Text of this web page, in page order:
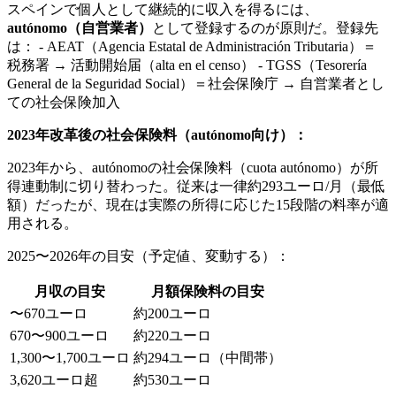
スペインで個人として継続的に収入を得るには、
autónomo（自営業者）
として登録するのが原則だ。登録先
は： - AEAT（Agencia Estatal de Administración Tributaria）＝
税務署 → 活動開始届（alta en el censo） - TGSS（Tesorería
General de la Seguridad Social）＝社会保険庁 → 自営業者とし
ての社会保険加入
2023年改革後の社会保険料（autónomo向け）：
2023年から、autónomoの社会保険料（cuota autónomo）が所
得連動制に切り替わった。従来は一律約293ユーロ/月（最低
額）だったが、現在は実際の所得に応じた15段階の料率が適
用される。
2025〜2026年の目安（予定値、変動する）：
月収の目安
月額保険料の目安
〜670ユーロ
約200ユーロ
670〜900ユーロ
約220ユーロ
1,300〜1,700ユーロ 約294ユーロ（中間帯）
3,620ユーロ超
約530ユーロ